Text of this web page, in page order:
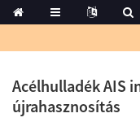
Acélhulladék AIS
újrahasznosítás